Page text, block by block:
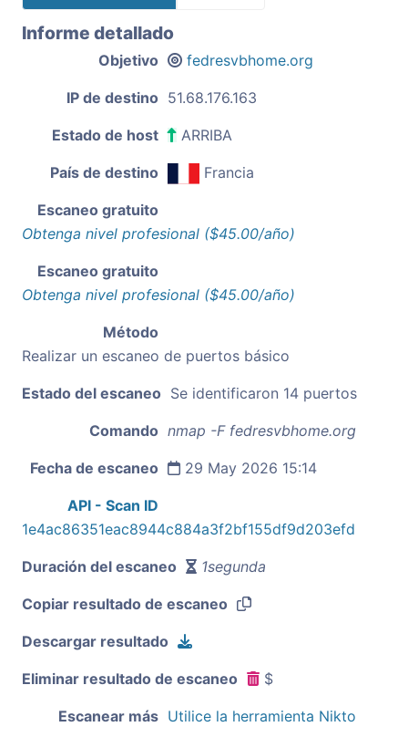
Informe detallado
Objetivo fedresvbhome.org
IP de destino 51.68.176.163
Estado de host ARRIBA
País de destino Francia
Escaneo gratuito
Obtenga nivel profesional ($45.00/año)
Escaneo gratuito
Obtenga nivel profesional ($45.00/año)
Método
Realizar un escaneo de puertos básico
Estado del escaneo Se identificaron 14 puertos
Comando nmap -F fedresvbhome.org
Fecha de escaneo 29 May 2026 15:14
API - Scan ID
1e4ac86351eac8944c884a3f2bf155df9d203efd
Duración del escaneo 1segunda
Copiar resultado de escaneo
Descargar resultado
Eliminar resultado de escaneo $
Escanear más Utilice la herramienta Nikto